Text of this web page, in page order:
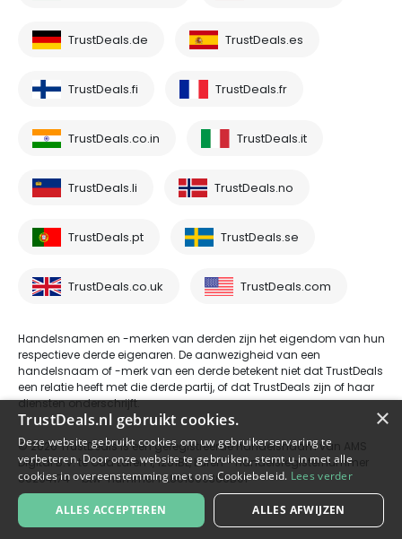
TrustDeals.de TrustDeals.es
TrustDeals.fi TrustDeals.fr
TrustDeals.co.in TrustDeals.it
TrustDeals.li TrustDeals.no
TrustDeals.pt TrustDeals.se
TrustDeals.co.uk TrustDeals.com
Handelsnamen en -merken van derden zijn het eigendom van hun
respectieve derde eigenaren. De aanwezigheid van een
handelsnaam of -merk van een derde betekent niet dat TrustDeals
een relatie heeft met die derde partij, of dat TrustDeals zijn of haar
diensten onderschrijft.
© 2026 TrustDeals is een geregistreerde handelsnaam van AMS
Digital B.V. te Oud Laren 1, 1251BL, Laren - handelsregisternummer
80264174 - btw-nummer NL861609360B01
×
TrustDeals.nl gebruikt cookies.
Deze website gebruikt cookies om uw gebruikerservaring te
verbeteren. Door onze website te gebruiken, stemt u in met alle
cookies in overeenstemming met ons Cookiebeleid. Lees verder
ALLES ACCEPTEREN ALLES AFWIJZEN